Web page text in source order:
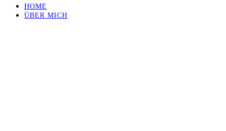
HOME
ÜBER MICH